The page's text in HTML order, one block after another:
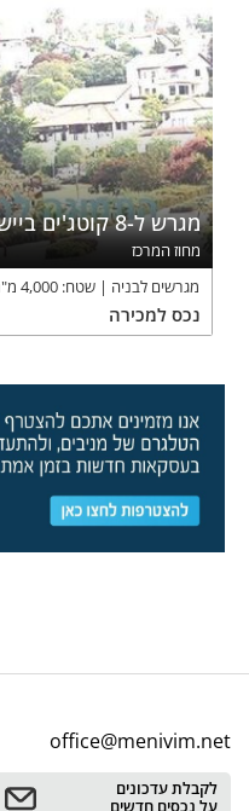
מגרש ל-8 קוטג'ים ביישוב מבוקש.
מחוז המרכז
מגרשים לבניה
שטח: 4,000
נכס למכירה
office@menivim.net
לקבלת עדכונים
על נכסים חדשים